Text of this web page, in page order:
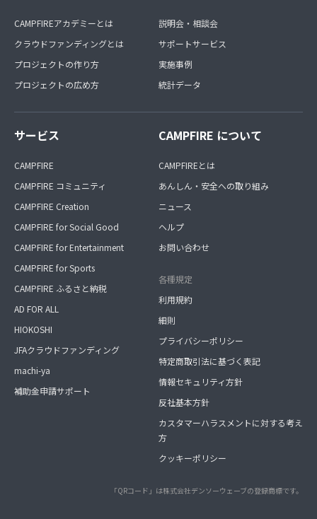
CAMPFIREアカデミーとは
クラウドファンディングとは
プロジェクトの作り方
プロジェクトの広め方
説明会・相談会
サポートサービス
実施事例
統計データ
サービス
CAMPFIRE
CAMPFIRE コミュニティ
CAMPFIRE Creation
CAMPFIRE for Social Good
CAMPFIRE for Entertainment
CAMPFIRE for Sports
CAMPFIRE ふるさと納税
AD FOR ALL
HIOKOSHI
JFAクラウドファンディング
machi-ya
補助金申請サポート
CAMPFIRE について
CAMPFIREとは
あんしん・安全への取り組み
ニュース
ヘルプ
お問い合わせ
各種規定
利用規約
細則
プライバシーポリシー
特定商取引法に基づく表記
情報セキュリティ方針
反社基本方針
カスタマーハラスメントに対する考え
方
クッキーポリシー
「QRコード」は株式会社デンソーウェーブの登録商標です。